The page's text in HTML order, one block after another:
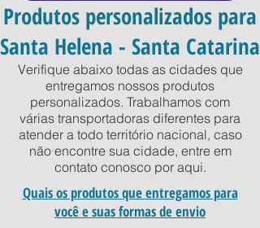
Produtos personalizados para
Santa Helena - Santa Catarina
Verifique abaixo todas as cidades que
entregamos nossos produtos
personalizados. Trabalhamos com
várias transportadoras diferentes para
atender a todo território nacional, caso
não encontre sua cidade, entre em
contato conosco por aqui.
Quais os produtos que entregamos para
você e suas formas de envio